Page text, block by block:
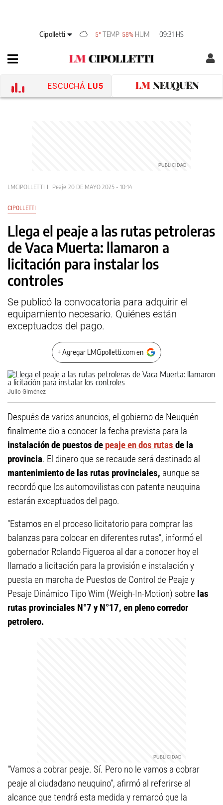
Cipolletti 5°TEMP 58% HUM 09:31 HS
ESCUCHÁ LU5
LMCIPOLLETTI Peaje 20 DE MAYO 2025 - 10:14
CIPOLLETTI
Llega el peaje a las rutas petroleras
de Vaca Muerta: llamaron a
licitación para instalar los
controles
Se publicó la convocatoria para adquirir el
equipamiento necesario. Quiénes están
exceptuados del pago.
+ Agregar LMCipolletti.com en
Julio Giménez
Después de varios anuncios, el gobierno de Neuquén
finalmente dio a conocer la fecha prevista para la
instalación de puestos de peaje en dos rutas de la
provincia. El dinero que se recaude será destinado al
mantenimiento de las rutas provinciales, aunque se
recordó que los automovilistas con patente neuquina
estarán exceptuados del pago.
“Estamos en el proceso licitatorio para comprar las
balanzas para colocar en diferentes rutas”, informó el
gobernador Rolando Figueroa al dar a conocer hoy el
llamado a licitación para la provisión e instalación y
puesta en marcha de Puestos de Control de Peaje y
Pesaje Dinámico Tipo Wim (Weigh-In-Motion) sobre las
rutas provinciales N°7 y N°17, en pleno corredor
petrolero.
“Vamos a cobrar peaje. Sí. Pero no le vamos a cobrar
peaje al ciudadano neuquino”, afirmó al referirse al
alcance que tendrá esta medida y remarcó que la